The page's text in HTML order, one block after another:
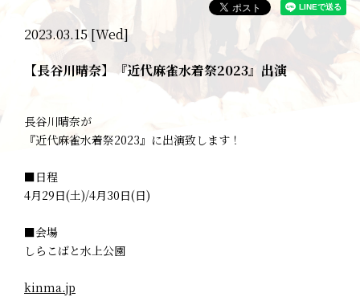
2023.03.15 [Wed]
【長谷川晴奈】『近代麻雀水着祭2023』出演
長谷川晴奈が
『近代麻雀水着祭2023』に出演致します！
■日程
4月29日(土)/4月30日(日)
■会場
しらこばと水上公園
kinma.jp